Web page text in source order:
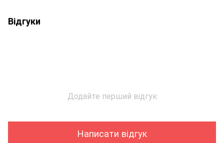
Відгуки
Додайте перший відгук
Написати відгук